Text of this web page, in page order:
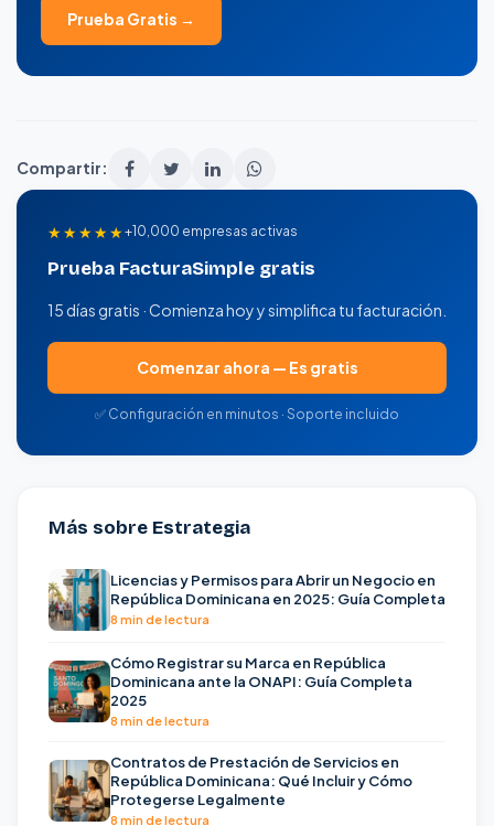
Prueba Gratis →
Compartir:
★★★★★+10,000 empresas activas
Prueba FacturaSimple gratis
15 días gratis · Comienza hoy y simplifica tu facturación.
Comenzar ahora — Es gratis
✅ Configuración en minutos · Soporte incluido
Más sobre Estrategia
Licencias y Permisos para Abrir un Negocio en
República Dominicana en 2025: Guía Completa
8 min de lectura
Cómo Registrar su Marca en República
Dominicana ante la ONAPI: Guía Completa
2025
8 min de lectura
Contratos de Prestación de Servicios en
República Dominicana: Qué Incluir y Cómo
Protegerse Legalmente
8 min de lectura